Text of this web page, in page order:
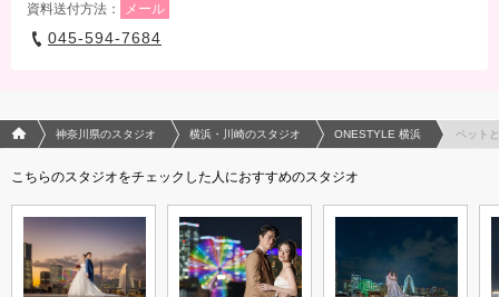
資料送付方法：
メール
045-594-7684
フォトウエディング/結婚写真のPhotorait ホーム
神奈川県のスタジオ 横浜・川崎のスタジオ ONESTYLE 横浜 ペット
こちらのスタジオをチェックした人におすすめのスタジオ